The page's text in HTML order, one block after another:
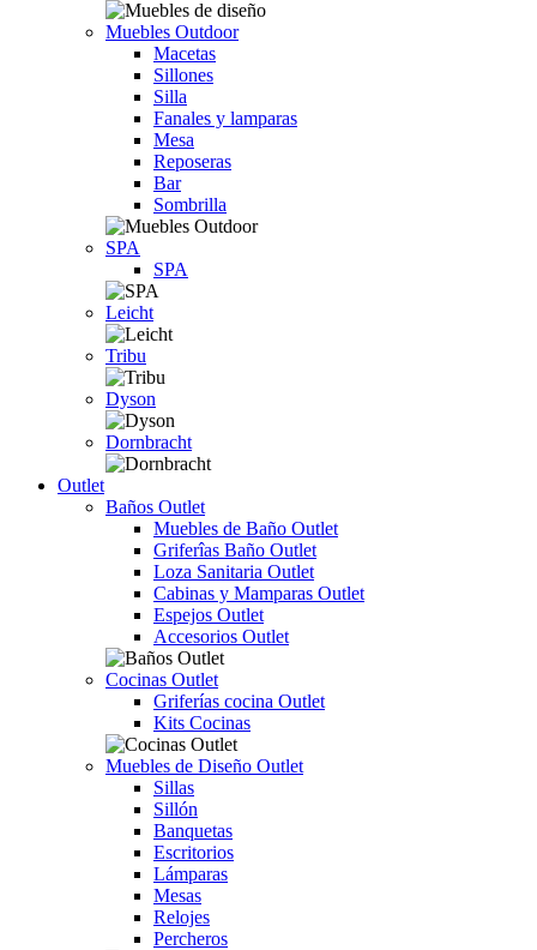
Muebles Outdoor
Macetas
Sillones
Silla
Fanales y lamparas
Mesa
Reposeras
Bar
Sombrilla
SPA
SPA
Leicht
Tribu
Dyson
Dornbracht
Outlet
Baños Outlet
Muebles de Baño Outlet
Griferîas Baño Outlet
Loza Sanitaria Outlet
Cabinas y Mamparas Outlet
Espejos Outlet
Accesorios Outlet
Cocinas Outlet
Griferías cocina Outlet
Kits Cocinas
Muebles de Diseño Outlet
Sillas
Sillón
Banquetas
Escritorios
Lámparas
Mesas
Relojes
Percheros